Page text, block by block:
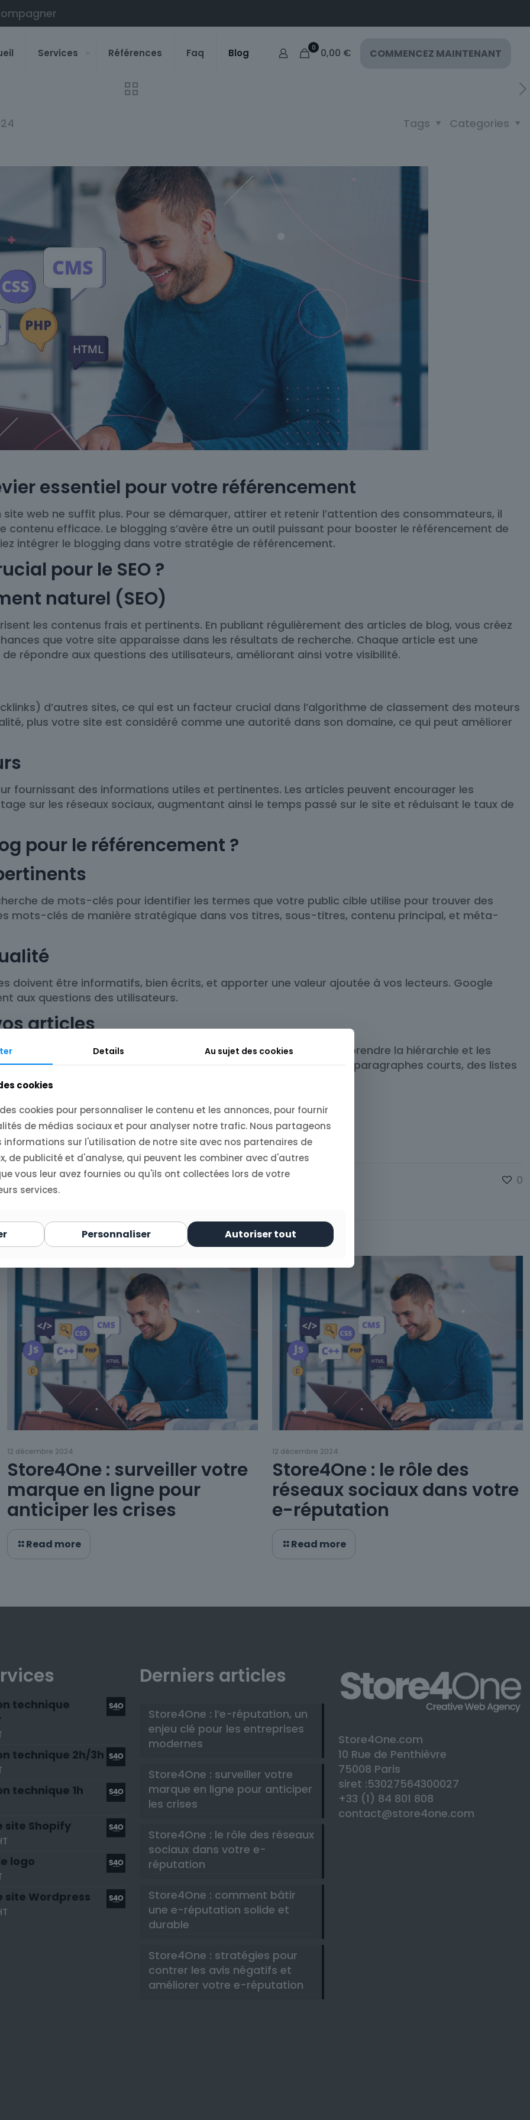
Services Références Faq Blog 0 0,00 € COMMENCEZ MAINTENANT
Categories
Tags
essentiel pour votre référencement
site web ne suffit plus. Pour se démarquer, attirer et retenir l’attention des consommateurs, il
efficace. Le blogging s’avère être un outil puissant pour booster le référencement de
intégrer le blogging dans votre stratégie de référencement.
pour le SEO ?
naturel (SEO)
les contenus frais et pertinents. En publiant régulièrement des articles de blog, vous créez
que votre site apparaisse dans les résultats de recherche. Chaque article est une
répondre aux questions des utilisateurs, améliorant ainsi votre visibilité.
d’autres sites, ce qui est un facteur crucial dans l’algorithme de classement des moteurs
plus votre site est considéré comme une autorité dans son domaine, ce qui peut améliorer
fournissant des informations utiles et pertinentes. Les articles peuvent encourager les
sur les réseaux sociaux, augmentant ainsi le temps passé sur le site et réduisant le taux de
pour le référencement ?
de mots-clés pour identifier les termes que votre public cible utilise pour trouver des
mots-clés de manière stratégique dans vos titres, sous-titres, contenu principal, et méta-
doivent être informatifs, bien écrits, et apporter une valeur ajoutée à vos lecteurs. Google
aux questions des utilisateurs.
articles
votre contenu, ce qui aide les moteurs de recherche à comprendre la hiérarchie et les
que vos articles sont facilement lisibles en utilisant des paragraphes courts, des listes
pertinent.
liens entrants
0
12 décembre 2024
Store4One : surveiller votre
marque en ligne pour
anticiper les crises
Read more
12 décembre 2024
Store4One : le rôle des
réseaux sociaux dans votre
e-réputation
Read more
technique
technique 2h/3h
technique 1h
site Shopify
logo
site Wordpress
Derniers articles
Store4One : l’e-réputation, un
enjeu clé pour les entreprises
modernes
Store4One : surveiller votre
marque en ligne pour anticiper
les crises
Store4One : le rôle des réseaux
sociaux dans votre e-
réputation
Store4One : comment bâtir
une e-réputation solide et
durable
Store4One : stratégies pour
contrer les avis négatifs et
améliorer votre e-réputation
Store4One.com
10 Rue de Penthièvre
75008 Paris
siret :53027564300027
+33 (1) 84 801 808
contact@store4one.com
Details Au sujet des cookies
cookies
cookies pour personnaliser le contenu et les annonces, pour fournir
de médias sociaux et pour analyser notre trafic. Nous partageons
informations sur l'utilisation de notre site avec nos partenaires de
de publicité et d'analyse, qui peuvent les combiner avec d'autres
vous leur avez fournies ou qu'ils ont collectées lors de votre
services.
Personnaliser Autoriser tout